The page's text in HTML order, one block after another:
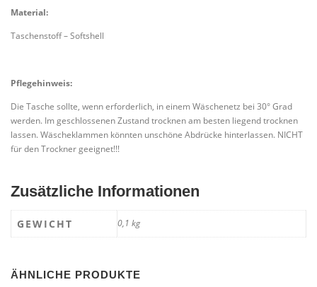
Material:
Taschenstoff – Softshell
Pflegehinweis:
Die Tasche sollte, wenn erforderlich, in einem Wäschenetz bei 30° Grad
werden. Im geschlossenen Zustand trocknen am besten liegend trocknen
lassen. Wäscheklammen könnten unschöne Abdrücke hinterlassen. NICHT
für den Trockner geeignet!!!
Zusätzliche Informationen
GEWICHT 0,1 kg
ÄHNLICHE PRODUKTE